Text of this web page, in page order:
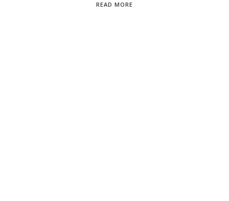
READ MORE